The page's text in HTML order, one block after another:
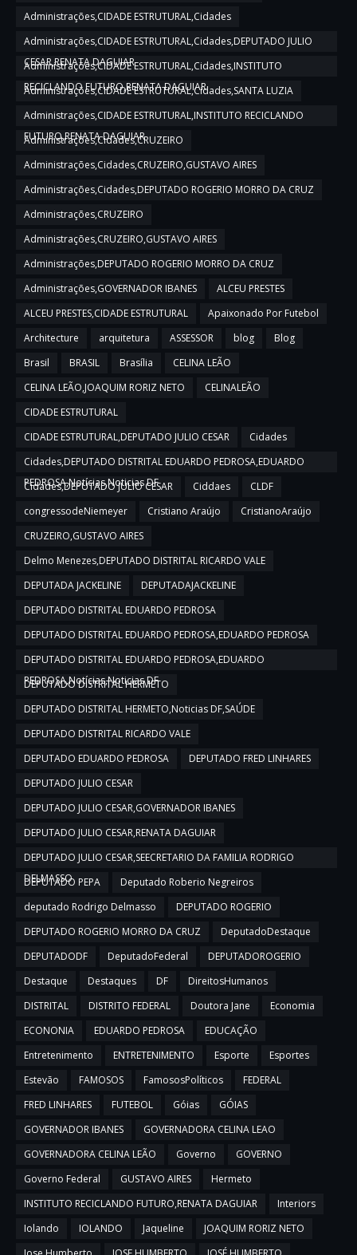
Administrações,CIDADE ESTRUTURAL,Cidades
Administrações,CIDADE ESTRUTURAL,Cidades,DEPUTADO JULIO
CESAR,RENATA DAGUIAR
Administrações,CIDADE ESTRUTURAL,Cidades,INSTITUTO
RECICLANDO FUTURO,RENATA DAGUIAR
Administrações,CIDADE ESTRUTURAL,Cidades,SANTA LUZIA
Administrações,CIDADE ESTRUTURAL,INSTITUTO RECICLANDO
FUTURO,RENATA DAGUIAR
Administrações,Cidades,CRUZEIRO
Administrações,Cidades,CRUZEIRO,GUSTAVO AIRES
Administrações,Cidades,DEPUTADO ROGERIO MORRO DA CRUZ
Administrações,CRUZEIRO
Administrações,CRUZEIRO,GUSTAVO AIRES
Administrações,DEPUTADO ROGERIO MORRO DA CRUZ
Administrações,GOVERNADOR IBANES
ALCEU PRESTES
ALCEU PRESTES,CIDADE ESTRUTURAL
Apaixonado Por Futebol
Architecture
arquitetura ASSESSOR blog
Blog
Brasil
BRASIL Brasília
CELINA LEÃO
CELINA LEÃO,JOAQUIM RORIZ NETO
CELINALEÃO
CIDADE ESTRUTURAL
CIDADE ESTRUTURAL,DEPUTADO JULIO CESAR
Cidades
Cidades,DEPUTADO DISTRITAL EDUARDO PEDROSA,EDUARDO
PEDROSA,Notícias,Noticias DF
Cidades,DEPUTADO JULIO CESAR Ciddaes
CLDF
congressodeNiemeyer
Cristiano Araújo
CristianoAraújo
CRUZEIRO,GUSTAVO AIRES
Delmo Menezes,DEPUTADO DISTRITAL RICARDO VALE
DEPUTADA JACKELINE
DEPUTADAJACKELINE
DEPUTADO DISTRITAL EDUARDO PEDROSA
DEPUTADO DISTRITAL EDUARDO PEDROSA,EDUARDO PEDROSA
DEPUTADO DISTRITAL EDUARDO PEDROSA,EDUARDO
PEDROSA,Notícias,Noticias DF
DEPUTADO DISTRITAL HERMETO
DEPUTADO DISTRITAL HERMETO,Noticias DF,SAÚDE
DEPUTADO DISTRITAL RICARDO VALE
DEPUTADO EDUARDO PEDROSA
DEPUTADO FRED LINHARES
DEPUTADO JULIO CESAR
DEPUTADO JULIO CESAR,GOVERNADOR IBANES
DEPUTADO JULIO CESAR,RENATA DAGUIAR
DEPUTADO JULIO CESAR,SEECRETARIO DA FAMILIA RODRIGO
DELMASSO
DEPUTADO PEPA
Deputado Roberio Negreiros
deputado Rodrigo Delmasso
DEPUTADO ROGERIO
DEPUTADO ROGERIO MORRO DA CRUZ
DeputadoDestaque
DEPUTADODF
DeputadoFederal
DEPUTADOROGERIO
Destaque
Destaques DF
DireitosHumanos
DISTRITAL
DISTRITO FEDERAL Doutora Jane
Economia
ECONONIA
EDUARDO PEDROSA
EDUCAÇÃO
Entretenimento
ENTRETENIMENTO Esporte
Esportes
Estevão
FAMOSOS FamososPolíticos
FEDERAL
FRED LINHARES
FUTEBOL Góias
GÓIAS
GOVERNADOR IBANES
GOVERNADORA CELINA LEAO
GOVERNADORA CELINA LEÃO
Governo
GOVERNO
Governo Federal
GUSTAVO AIRES
Hermeto
INSTITUTO RECICLANDO FUTURO,RENATA DAGUIAR
Interiors
Iolando
IOLANDO Jaqueline
JOAQUIM RORIZ NETO